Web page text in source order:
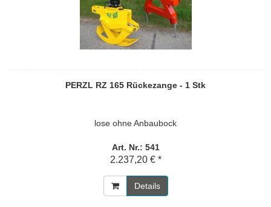
PERZL RZ 165 Rückezange - 1 Stk
lose ohne Anbaubock
Art. Nr.: 541
2.237,20 € *
Details